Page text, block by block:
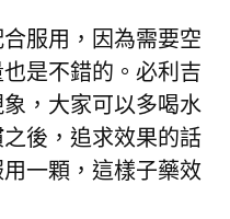
服用，因為需要空
是不錯的。必利吉
，大家可以多喝水
後，追求效果的話
一顆，這樣子藥效